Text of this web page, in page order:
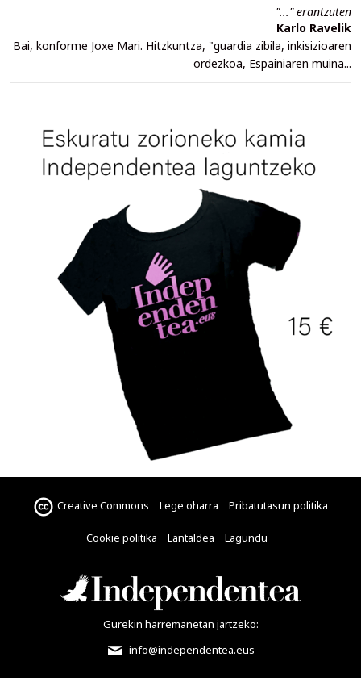
"..." erantzuten
Karlo Ravelik
Bai, konforme Joxe Mari. Hitzkuntza, "guardia zibila, inkisizioaren
ordezkoa, Espainiaren muina...
Creative Commons Lege oharra Pribatutasun politika
Cookie politika Lantaldea Lagundu
Gurekin harremanetan jartzeko:
info@independentea.eus